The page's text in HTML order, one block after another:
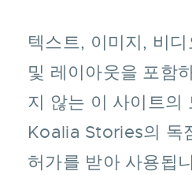
텍스트, 이미지, 비
및 레이아웃을 포함
지 않는 이 사이트의
Koalia Stories의 독
허가를 받아 사용됩